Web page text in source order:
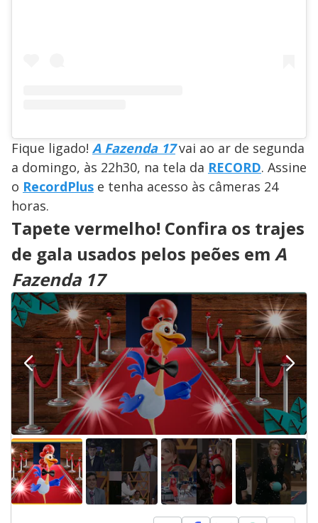
Fique ligado! A Fazenda 17vai ao ar de segunda
a domingo, às 22h30, na tela da RECORD. Assine
o RecordPlus e tenha acesso às câmeras 24
horas.
Tapete vermelho! Confira os trajes
de gala usados pelos peões em A
Fazenda 17